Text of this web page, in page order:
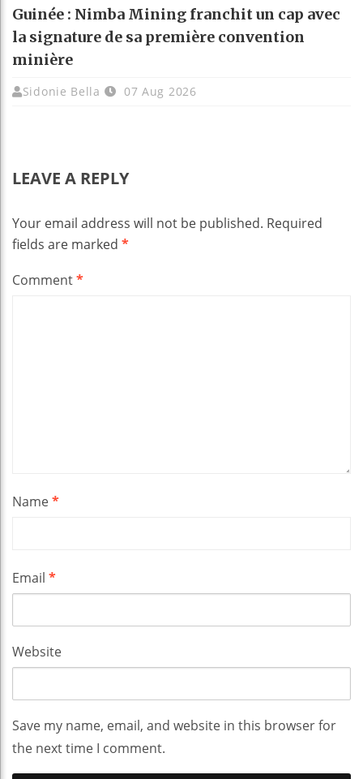
Guinée : Nimba Mining franchit un cap avec
la signature de sa première convention
minière
Sidonie Bella 07 Aug 2026
LEAVE A REPLY
Your email address will not be published. Required
fields are marked *
Comment*
Name*
Email *
Website
Save my name, email, and website in this browser for
the next time I comment.